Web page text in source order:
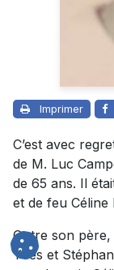
Imprimer
C’est avec
de M. Luc
de 65 ans. Il
et de feu Céline
Outre son père,
Yves et